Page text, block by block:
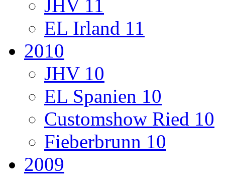
JHV 11
EL Irland 11
2010
JHV 10
EL Spanien 10
Customshow Ried 10
Fieberbrunn 10
2009